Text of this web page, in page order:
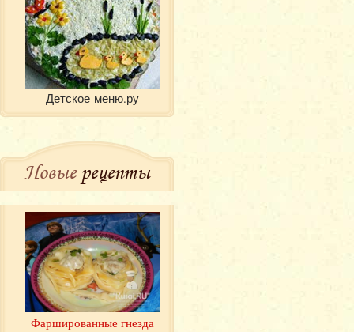
Детское-меню.ру
Новыерецепты
Фаршированные гнезда